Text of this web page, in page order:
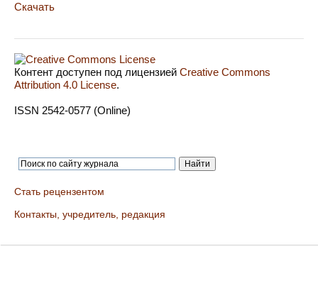
Скачать
Контент доступен под лицензией Creative Commons
Attribution 4.0 License.
ISSN 2542-0577 (Online)
Стать рецензентом
Контакты, учредитель, редакция